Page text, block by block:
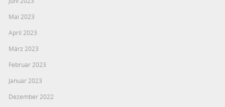
Mai 2023
April 2023
März 2023
Februar 2023
Januar 2023
Dezember 2022